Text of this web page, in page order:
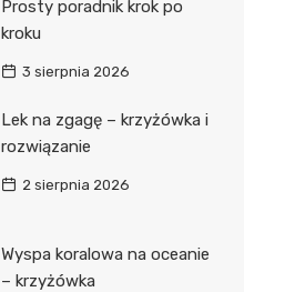
Prosty poradnik krok po
kroku
3 sierpnia 2026
Lek na zgagę – krzyżówka i
rozwiązanie
2 sierpnia 2026
Wyspa koralowa na oceanie
– krzyżówka